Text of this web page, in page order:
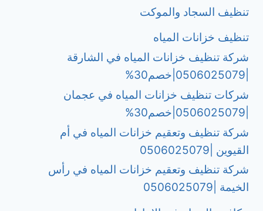
تنظيف السجاد والموكت
تنظيف خزانات المياه
شركة تنظيف خزانات المياه في الشارقة
شركات تنظيف خزانات المياه في عجمان
شركة تنظيف وتعقيم خزانات المياه في أم
القيوين |0506025079
شركة تنظيف وتعقيم خزانات المياه في رأس
الخيمة |0506025079